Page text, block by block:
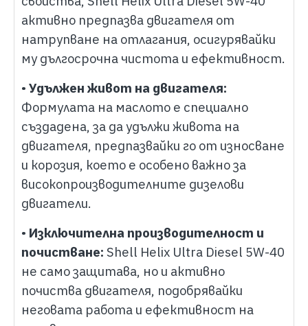
активно предпазва двигателя от
натрупване на отлагания, осигурявайки
му дългосрочна чистота и ефективност.
• Удължен живот на двигателя:
Формулата на маслото е специално
създадена, за да удължи живота на
двигателя, предпазвайки го от износване
и корозия, което е особено важно за
високопроизводителните дизелови
двигатели.
• Изключителна производителност и
почистване: Shell Helix Ultra Diesel 5W-40
не само защитава, но и активно
почиства двигателя, подобрявайки
неговата работа и ефективност на